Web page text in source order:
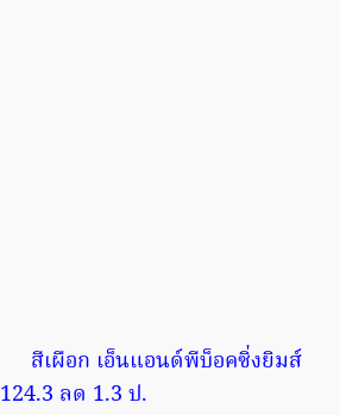
สีเผือก เอ็นแอนด์พีบ็อคซิ่งยิมส์
124.3 ลด 1.3 ป.